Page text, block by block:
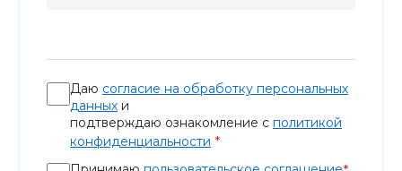
Даю согласие на обработку персональных
данных и
подтверждаю ознакомление с политикой
конфиденциальности *